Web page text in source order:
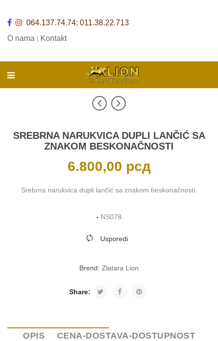
064.137.74.74; 011.38.22.713
O nama | Kontakt
SREBRNA NARUKVICA DUPLI LANČIĆ SA
ZNAKOM BESKONAČNOSTI
6.800,00 рсд
Srebrna narukvica dupli lančić sa znakom beskonačnosti.
- NS078
Usporedi
Brend: Zlatara Lion
Share:
OPIS CENA-DOSTAVA-DOSTUPNOST